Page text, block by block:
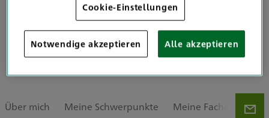
Firmenkunden
Freie Berufe
BaufinanzierungMehr zeigen
Über mich Meine Schwerpunkte Meine Fachartikel
Cookie-Einstellungen
Notwendige akzeptieren Alle akzeptieren